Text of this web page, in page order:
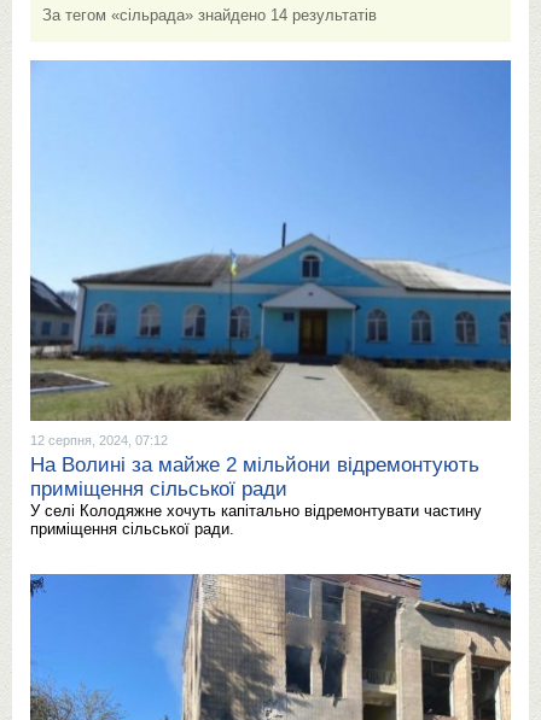
За тегом «сільрада» знайдено 14 результатів
12 серпня, 2024, 07:12
На Волині за майже 2 мільйони відремонтують
приміщення сільської ради
У селі Колодяжне хочуть капітально відремонтувати частину
приміщення сільської ради.